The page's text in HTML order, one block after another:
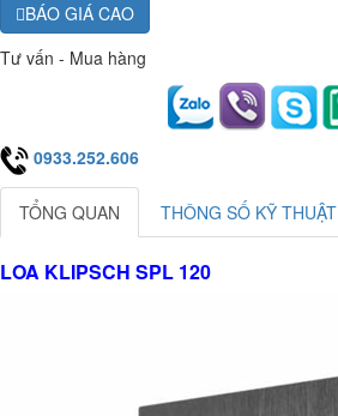
BÁO GIÁ CAO
Tư vấn - Mua hàng
0933.252.606
TỔNG QUAN THÔNG SỐ KỸ THUẬT
LOA KLIPSCH SPL 120